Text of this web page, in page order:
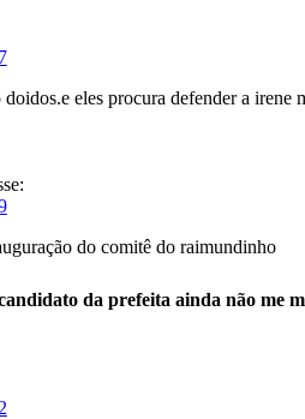
doidos.e eles procura defender a irene
do comitê do raimundinho
da prefeita ainda não me